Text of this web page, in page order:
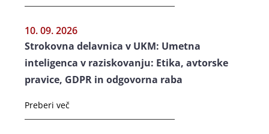
10. 09. 2026
Strokovna delavnica v UKM: Umetna
inteligenca v raziskovanju: Etika, avtorske
pravice, GDPR in odgovorna raba
Preberi več